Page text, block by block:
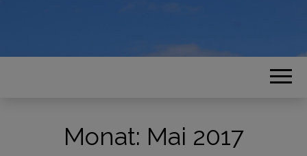
Monat: Mai 2017